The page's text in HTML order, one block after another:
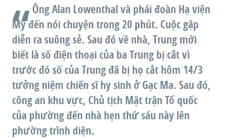
Ông Alan Lowenthal và phái đoàn Hạ viện
Mỹ đến nói chuyện trong 20 phút. Cuộc gặp
diễn ra suông sẻ. Sau đó về nhà, Trung mới
biết là số điện thoại của ba Trung bị cắt vì
trước đó số của Trung đã bị họ cắt hôm 14/3
tưởng niệm chiến sĩ hy sinh ở Gạc Ma. Sau đó,
công an khu vực, Chủ tịch Mặt trận Tổ quốc
của phường đến nhà hẹn thứ sáu này lên
phường trình diện.